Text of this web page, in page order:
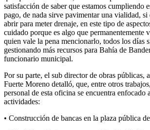
satisfacción de saber que estamos cumpliendo
pago, de nada sirve pavimentar una vialidad, si
abrir para meter drenaje, en este tipo de
cuidado porque es algo que permanentemente
quien vale la pena mencionarlo, todos los días
gestionando más recursos para Bahía de
funcionario municipal.
Por su parte, el sub director de obras públicas,
Fuerte Moreno detalló, que, entre otros
personal de esta oficina se encuentra enfocado
actividades:
• Construcción de bancas en la plaza pública